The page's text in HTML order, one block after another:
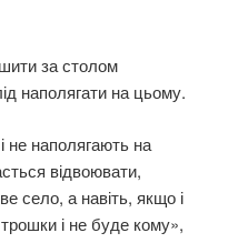
за столом
наполягати на цьому.
не наполягають на
відвоювати,
село, а навіть, якщо і
і не буде кому»,